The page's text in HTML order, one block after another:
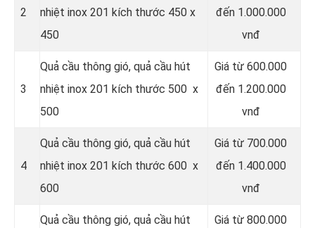
2
nhiệt inox 201 kích thước 450 x
450
đến 1.000.000
vnđ
3
Quả cầu thông gió, quả cầu hút
nhiệt inox 201 kích thước 500 x
500
Giá từ 600.000
đến 1.200.000
vnđ
4
Quả cầu thông gió, quả cầu hút
nhiệt inox 201 kích thước 600 x
600
Giá từ 700.000
đến 1.400.000
vnđ
Quả cầu thông gió, quả cầu hút
Giá từ 800.000